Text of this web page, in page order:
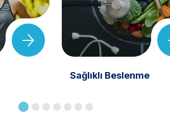
Sağlıklı Beslenme